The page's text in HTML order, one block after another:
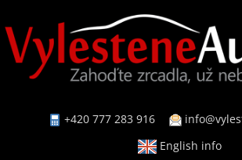
+420 777 283 916
English info